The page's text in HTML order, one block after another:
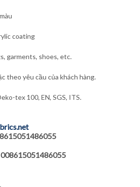
coating
garments, shoes, etc.
theo yêu cầu của khách hàng.
tex 100, EN, SGS, ITS.